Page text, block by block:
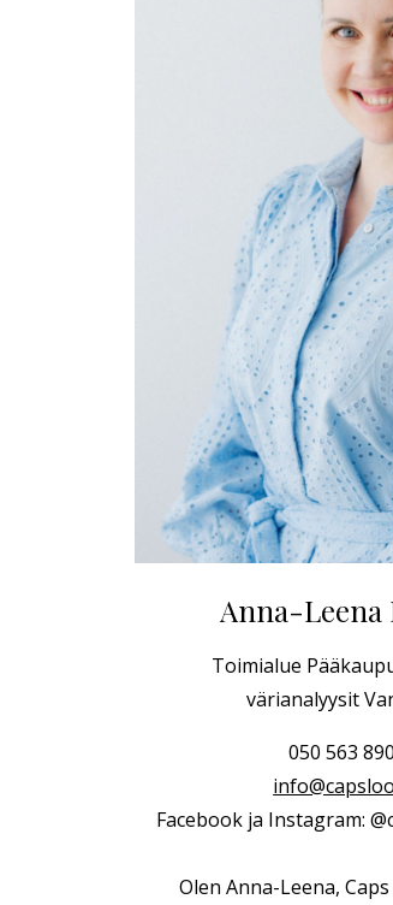
Anna-Leena
Toimialue
värianalyysit
050 563
Facebook ja Instagram:
Olen Anna-Leena,